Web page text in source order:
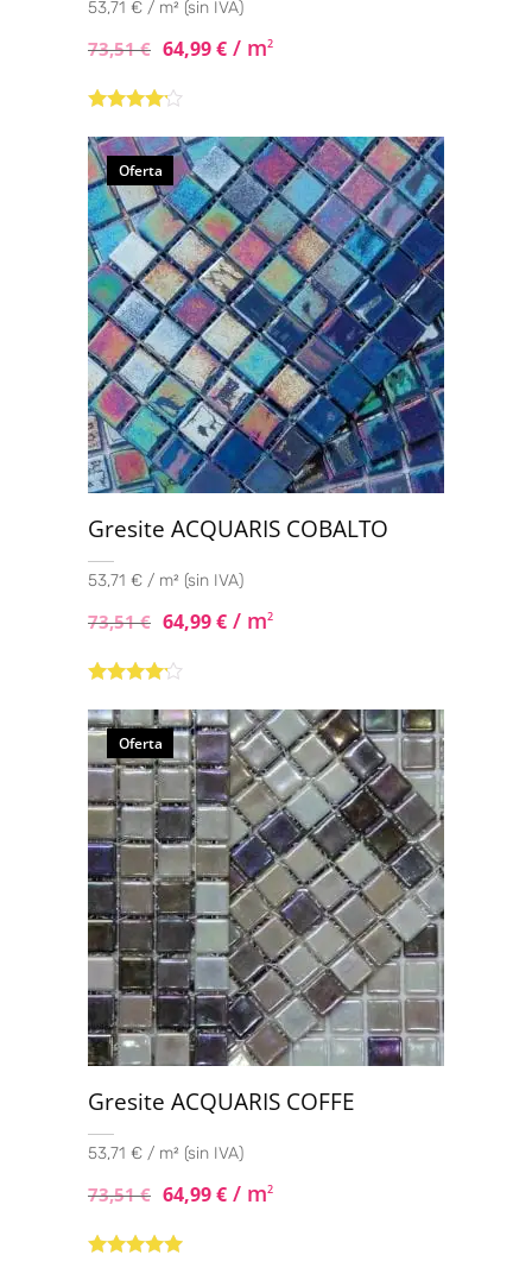
53,71 € / m² (sin IVA)
73,51€ 64,99€ / m2
con4.00
de 5Oferta
Gresite ACQUARIS COBALTO
53,71 € / m² (sin IVA)
73,51€ 64,99€ / m2
con 4.00
de 5Oferta
Gresite ACQUARIS COFFE
53,71 € / m² (sin IVA)
73,51€ 64,99€ / m2